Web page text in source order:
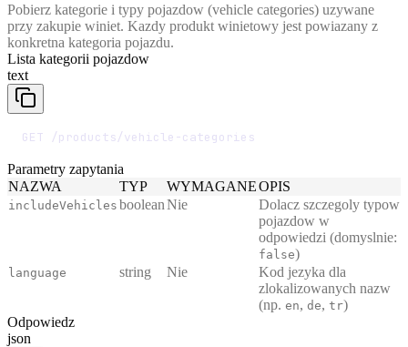
Pobierz kategorie i typy pojazdow (vehicle categories) uzywane
przy zakupie winiet. Kazdy produkt winietowy jest powiazany z
konkretna kategoria pojazdu.
Lista kategorii pojazdow
text
GET /products/vehicle-categories
Parametry zapytania
NAZWA
TYP WYMAGANEOPIS
includeVehicles booleanNie
Dolacz szczegoly typow
pojazdow w
odpowiedzi (domyslnie:
false)
language string Nie
Kod jezyka dla
zlokalizowanych nazw
(np. en, de, tr)
Odpowiedz
json